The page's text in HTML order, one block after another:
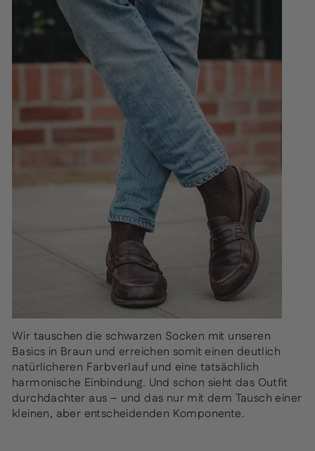
Wir tauschen die schwarzen Socken mit unseren
Basics in Braun und erreichen somit einen deutlich
natürlicheren Farbverlauf und eine tatsächlich
harmonische Einbindung. Und schon sieht das Outfit
durchdachter aus – und das nur mit dem Tausch einer
kleinen, aber entscheidenden Komponente.